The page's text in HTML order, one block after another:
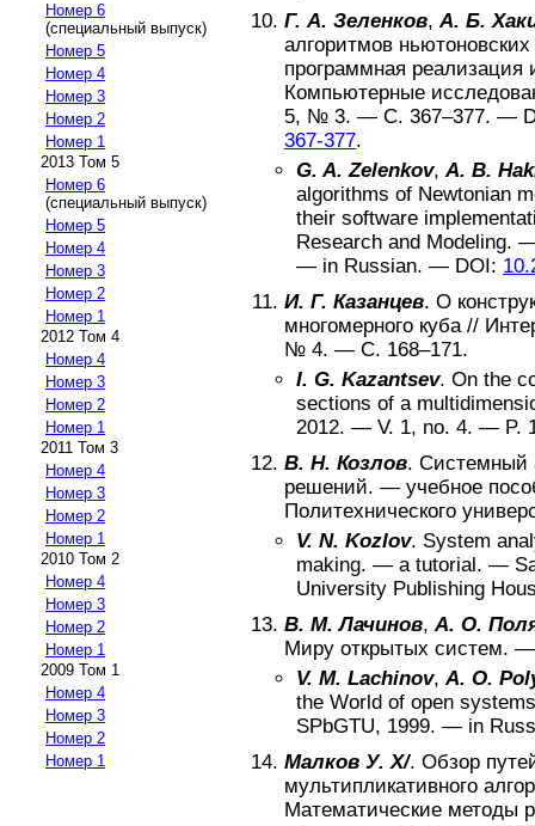
Номер 6
(специальный выпуск)
Номер 5
Номер 4
Номер 3
Номер 2
Номер 1
2013 Том 5
Номер 6
(специальный выпуск)
Номер 5
Номер 4
Номер 3
Номер 2
Номер 1
2012 Том 4
Номер 4
Номер 3
Номер 2
Номер 1
2011 Том 3
Номер 4
Номер 3
Номер 2
Номер 1
2010 Том 2
Номер 4
Номер 3
Номер 2
Номер 1
2009 Том 1
Номер 4
Номер 3
Номер 2
Номер 1
Г. А. Зеленков,А. Б.
алгоритмов
программная
Компьютерные
5, № 3. — С. 367–377. —
367-377.
G. A. Zelenkov,A. B.
algorithms of Newtonian
their software
Research and Modeling.
— in Russian. — DOI:
И. Г. Казанцев. О
многомерного куба//
№ 4. — С. 168–171.
I. G. Kazantsev. On the
sections of a
2012. — V. 1, no. 4. — P.
В. Н. Козлов. Системный
решений. — учебное
Политехнического
V. N. Kozlov. System
making. — a tutorial . —
University Publishing
В. М. Лачинов,А. О.
Миру открытых систем.
V. M. Lachinov,A. O.
the World of open systems
SPbGTU, 1999. — in
Малков У. Х/. Обзор
мультипликативного
Математические методы